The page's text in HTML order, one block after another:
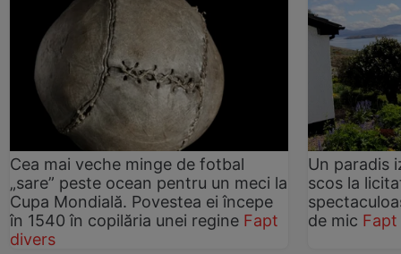
Cea mai veche minge de fotbal
„sare” peste ocean pentru un meci la
Cupa Mondială. Povestea ei începe
în 1540 în copilăria unei regine Fapt
divers
Un paradis
scos la
de mic